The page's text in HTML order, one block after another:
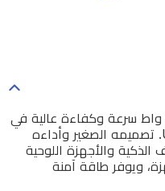
يوفر شاحن الحائط من أنكر بقوة 20 واط سرعة وكفاءة عالية في
الشحن مع منافذ USB-C و USB-A. تصميمه الصغير وأداءه
الذكية والأجهزة اللوحية
ويوفر طاقة آمنة